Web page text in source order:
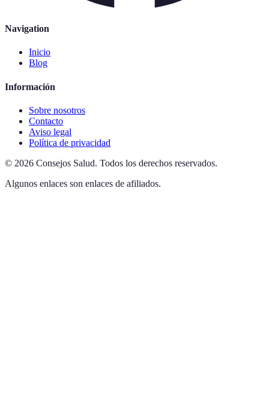
Navigation
Inicio
Blog
Información
Sobre nosotros
Contacto
Aviso legal
Política de privacidad
© 2026 Consejos Salud. Todos los derechos reservados.
Algunos enlaces son enlaces de afiliados.